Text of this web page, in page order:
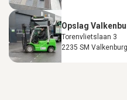
Opslag
Torenvlietslaan 3
2235 SM